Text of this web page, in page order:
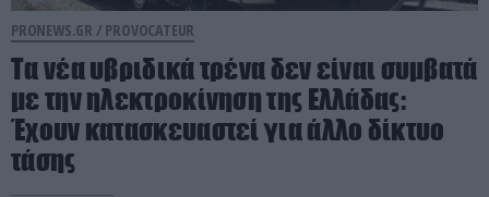
PRONEWS.GR / PROVOCATEUR
Τα νέα υβριδικά τρένα δεν είναι συμβατά
με την ηλεκτροκίνηση της Ελλάδας:
Έχουν κατασκευαστεί για άλλο δίκτυο
τάσης